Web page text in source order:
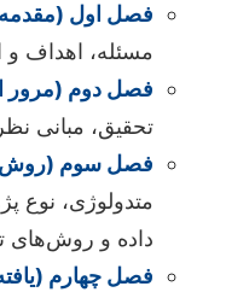
فصل اول
مسئله، اهداف
فصل دوم (مرور
تحقیق، مبانی
فصل سوم
متدولوژی، نوع
داده و روش‌های
فصل چهارم